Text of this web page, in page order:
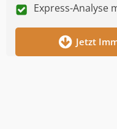
Express-Analyse
Jetzt